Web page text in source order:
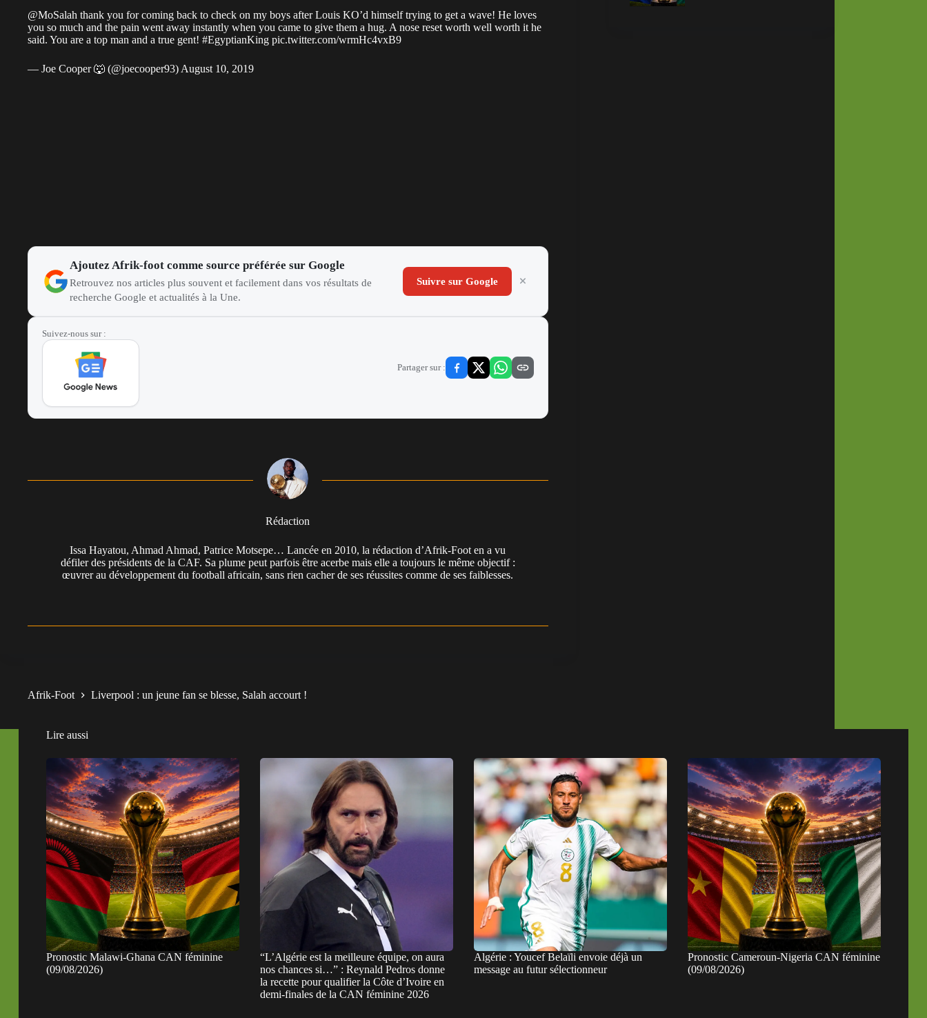
@MoSalah thank you for coming back to check on my boys after Louis KO’d himself trying to get a wave! He loves
you so much and the pain went away instantly when you came to give them a hug. A nose reset worth well worth it he
said. You are a top man and a true gent! #EgyptianKing pic.twitter.com/wrmHc4vxB9
— Joe Cooper 🐺 (@joecooper93) August 10, 2019
Ajoutez Afrik-foot comme source préférée sur Google
Retrouvez nos articles plus souvent et facilement dans vos résultats de
recherche Google et actualités à la Une.
Suivre sur Google
Suivez-nous sur :
Partager sur :
Rédaction
Issa Hayatou, Ahmad Ahmad, Patrice Motsepe… Lancée en 2010, la rédaction d’Afrik-Foot en a vu
défiler des présidents de la CAF. Sa plume peut parfois être acerbe mais elle a toujours le même objectif :
œuvrer au développement du football africain, sans rien cacher de ses réussites comme de ses faiblesses.
Afrik-Foot Liverpool : un jeune fan se blesse, Salah accourt !
Lire aussi
Pronostic Malawi-Ghana CAN féminine
(09/08/2026)
“L’Algérie est la meilleure équipe, on aura
nos chances si…” : Reynald Pedros donne
la recette pour qualifier la Côte d’Ivoire en
demi-finales de la CAN féminine 2026
Algérie : Youcef Belaïli envoie déjà un
message au futur sélectionneur
Pronostic Cameroun-Nigeria CAN féminine
(09/08/2026)